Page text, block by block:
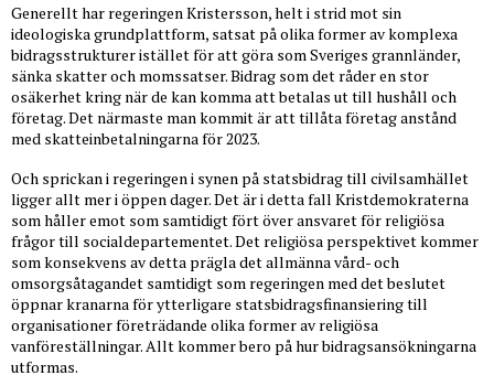
Generellt har regeringen Kristersson, helt i strid mot sin
ideologiska grundplattform, satsat på olika former av komplexa
bidragsstrukturer istället för att göra som Sveriges grannländer,
sänka skatter och momssatser. Bidrag som det råder en stor
osäkerhet kring när de kan komma att betalas ut till hushåll och
företag. Det närmaste man kommit är att tillåta företag anstånd
med skatteinbetalningarna för 2023.
Och sprickan i regeringen i synen på statsbidrag till civilsamhället
ligger allt mer i öppen dager. Det är i detta fall Kristdemokraterna
som håller emot som samtidigt fört över ansvaret för religiösa
frågor till socialdepartementet. Det religiösa perspektivet kommer
som konsekvens av detta prägla det allmänna vård- och
omsorgsåtagandet samtidigt som regeringen med det beslutet
öppnar kranarna för ytterligare statsbidragsfinansiering till
organisationer företrädande olika former av religiösa
vanföreställningar. Allt kommer bero på hur bidragsansökningarna
utformas.